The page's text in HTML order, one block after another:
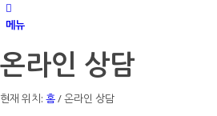
메뉴
온라인 상담
현재 위치: 홈/온라인 상담